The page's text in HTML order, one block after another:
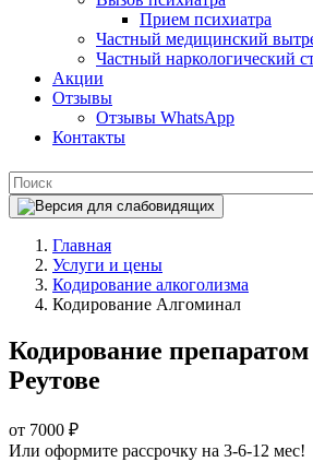
Прием психиатра
Частный медицинский
Частный наркологический
Акции
Отзывы
Отзывы WhatsApp
Контакты
Главная
Услуги и цены
Кодирование алкоголизма
Кодирование Алгоминал
Кодирование
Реутове
от 7000 ₽
Или оформите рассрочку на 3-6-12 мес!